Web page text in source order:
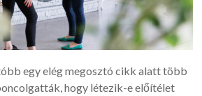
egy elég megosztó cikk alatt több
hogy létezik-e előítélet